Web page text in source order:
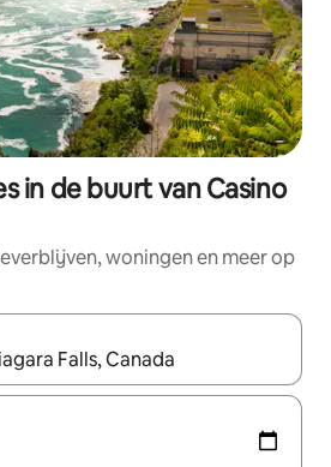
in de buurt van Casino
woningen en meer op
beschikbaar zijn, maak je een keuze